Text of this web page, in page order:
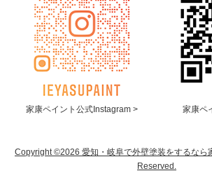
家康ペイント公式Instagram > 家康ペ
Copyright ©2026 愛知・岐阜で外壁塗装をするなら
Reserved.